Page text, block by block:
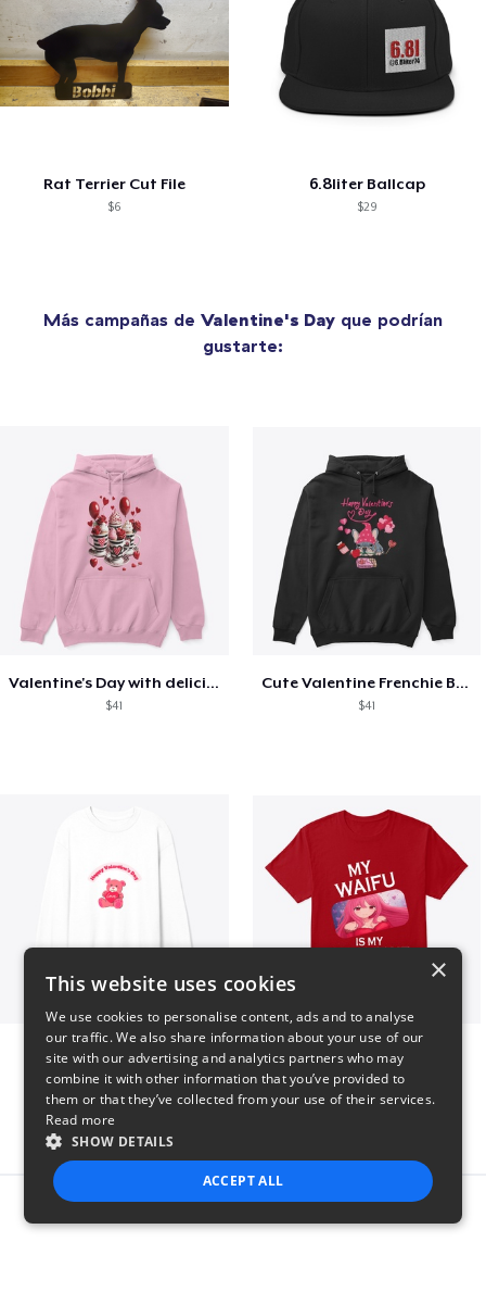
Rat Terrier Cut File
$6
6.8liter Ballcap
$29
Más campañas de Valentine's Day que podrían
gustarte:
Valentine's Day with delicious food
$41
Cute Valentine Frenchie Bulldog
$41
vday !
$37
VALENTINE WAIFU
$25
×
This website uses cookies
We use cookies to personalise content, ads and to analyse
our traffic. We also share information about your use of our
site with our advertising and analytics partners who may
combine it with other information that you’ve provided to
them or that they’ve collected from your use of their services.
Read more
SHOW DETAILS
ACCEPT ALL
STRICTLY NECESSARY PERFORMANCE